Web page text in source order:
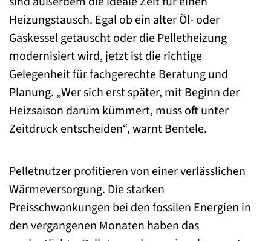
Heizungstausch. Egal ob ein alter Öl- oder
Gaskessel getauscht oder die Pelletheizung
modernisiert wird, jetzt ist die richtige
Gelegenheit für fachgerechte Beratung und
Planung. „Wer sich erst später, mit Beginn der
Heizsaison darum kümmert, muss oft unter
Zeitdruck entscheiden“, warnt Bentele.
Pelletnutzer profitieren von einer verlässlichen
Wärmeversorgung. Die starken
Preisschwankungen bei den fossilen Energien in
den vergangenen Monaten haben das